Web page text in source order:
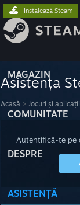
MAGAZIN
COMUNITATE
DESPRE
ASISTENȚĂ
Instalează Steam
Asistența
Acasă > Jocuri și aplicații
Autentifică-te pe